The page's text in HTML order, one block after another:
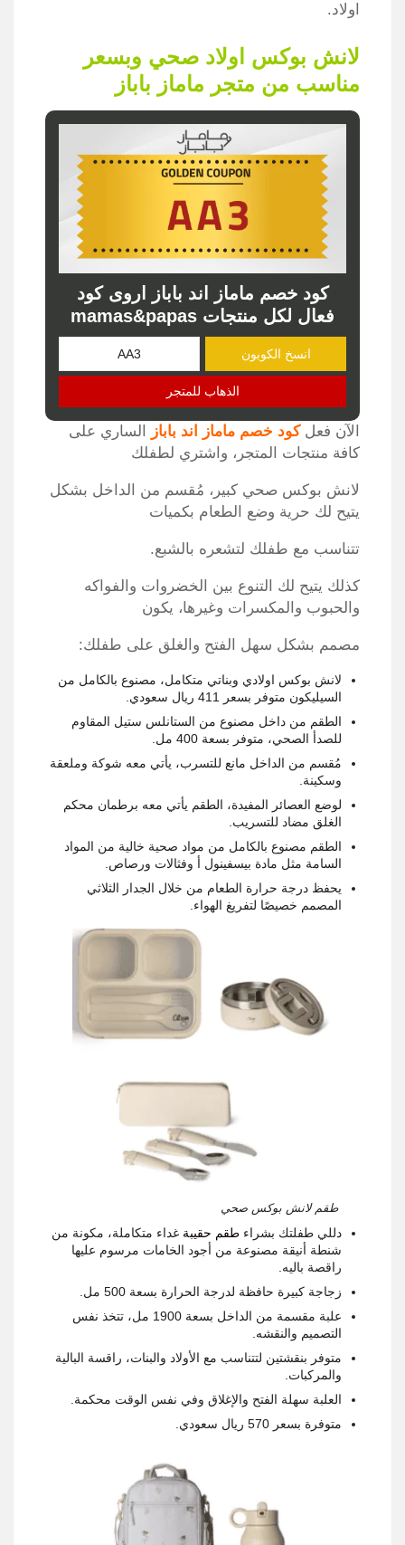
اولاد.
لانش بوكس اولاد صحي وبسعر
مناسب من متجر ماماز باباز
كود خصم ماماز اند باباز اروى كود
فعال لكل منتجات mamas&papas
انسخ الكوبون
الذهاب للمتجر
الآن فعلكود خصم ماماز اند باباز
الساري على
كافة منتجات المتجر، واشتري لطفلك
لانش بوكس صحي كبير، مُقسم من الداخل بشكل
يتيح لك حرية وضع الطعام بكميات
تتناسب مع طفلك لتشعره بالشبع.
كذلك يتيح لك التنوع بين الخضروات والفواكه
والحبوب والمكسرات وغيرها، يكون
مصمم بشكل سهل الفتح والغلق على طفلك:
لانش بوكس اولادي وبناتي متكامل، مصنوع بالكامل من
السيليكون متوفر بسعر 411 ريال سعودي.
الطقم من داخل مصنوع من الستانلس ستيل المقاوم
للصدأ الصحي، متوفر بسعة 400 مل.
مُقسم من الداخل مانع للتسرب، يأتي معه شوكة وملعقة
وسكينة.
لوضع العصائر المفيدة، الطقم يأتي معه برطمان محكم
الغلق مضاد للتسريب.
الطقم مصنوع بالكامل من مواد صحية خالية من المواد
السامة مثل مادة بيسفينول أ وفثالات ورصاص.
يحفظ درجة حرارة الطعام من خلال الجدار الثلاثي
المصمم خصيصًا لتفريغ الهواء.
طقم لانش بوكس صحي
دللي طفلتك بشراء طقم حقيبة غداء متكاملة، مكونة من
شنطة أنيقة مصنوعة من أجود الخامات مرسوم عليها
راقصة باليه.
زجاجة كبيرة حافظة لدرجة الحرارة بسعة 500 مل.
علبة مقسمة من الداخل بسعة 1900 مل، تتخذ نفس
التصميم والنقشه.
متوفر بنقشتين لتتناسب مع الأولاد والبنات، راقسة البالية
والمركبات.
العلبة سهلة الفتح والإغلاق وفي نفس الوقت محكمة.
متوفرة بسعر 570 ريال سعودي.